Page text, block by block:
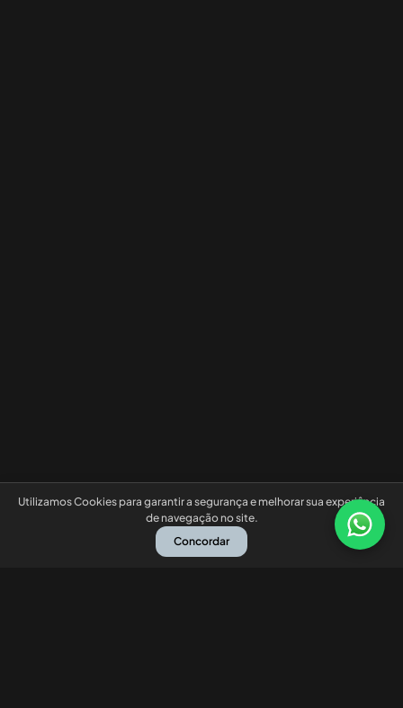
Utilizamos Cookies para garantir a segurança e melhorar sua experiência
de navegação no site.
Concordar